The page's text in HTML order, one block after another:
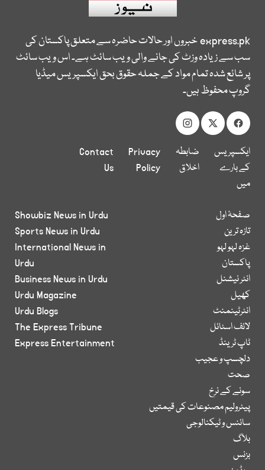
express.pkخبروں اور حالات حاضرہ سے متعلق پاکستان کی
سب سے زیادہ وزٹ کی جانے والی ویب سائٹ ہے۔ اس ویب سائٹ
پر شائع شدہ تمام مواد کے جملہ حقوق بحق ایکسپریس میڈیا
گروپ محفوظ ہیں۔
ایکسپریس
کے بارے
میں
ضابطہ
اخلاق
Privacy
Policy
Contact
Us
صفحۂ اول
تازہ ترین
غزہ لہو لہو
پاکستان
انٹر نیشنل
کھیل
انٹرٹینمنٹ
لائف اسٹائل
ٹاپ ٹرینڈ
دلچسپ و عجیب
صحت
سونے کے نرخ
پیٹرولیم مصنوعات کی قیمتیں
سائنس و ٹیکنالوجی
بلاگ
بزنس
Showbiz News in Urdu
Sports News in Urdu
International News in
Urdu
Business News in Urdu
Urdu Magazine
Urdu Blogs
The Express Tribune
Express Entertainment